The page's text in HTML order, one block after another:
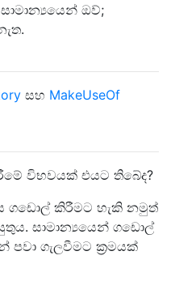
සාමාන්‍යයෙන් ඔව්;
සහ MakeUseOf
විභවයක් එයට තිබේද?
ගඩොල් කිරීමට හැකි නමුත්
සාමාන්‍යයෙන් ගඩොල්
පවා ගැලවීමට ක්‍රමයක්